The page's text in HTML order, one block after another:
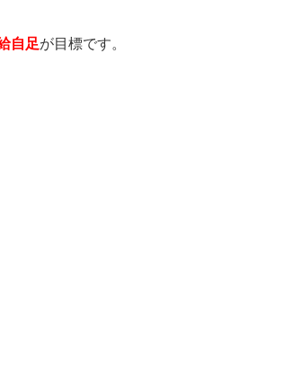
自足が目標です。